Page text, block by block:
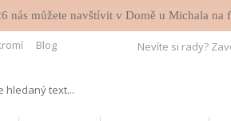
nás můžete navštívit v Domě u Michala na
Blog Nevíte si rady?